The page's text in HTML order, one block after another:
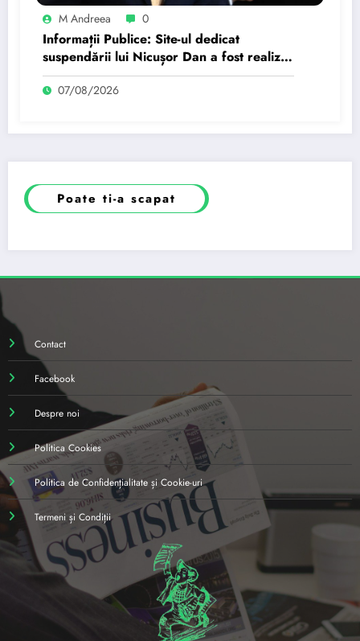
M Andreea 0
Informații Publice: Site-ul dedicat
suspendării lui Nicușor Dan a fost realizat
de un moldovean plătit de AUR cu…
07/08/2026
Poate ti-a scapat
Contact
Facebook
Despre noi
Politica Cookies
Politica de Confidențialitate și Cookie-uri
Termeni și Condiții